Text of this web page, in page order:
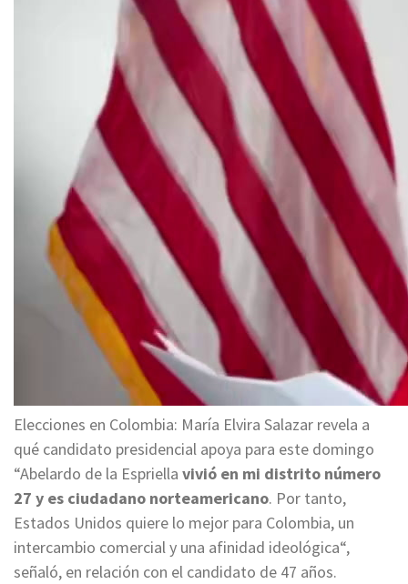
Elecciones en Colombia: María Elvira Salazar revela a
qué candidato presidencial apoya para este domingo
“Abelardo de la Espriella vivió en mi distrito número
27 y es ciudadano norteamericano. Por tanto,
Estados Unidos quiere lo mejor para Colombia, un
intercambio comercial y una afinidad ideológica“,
señaló, en relación con el candidato de 47 años.